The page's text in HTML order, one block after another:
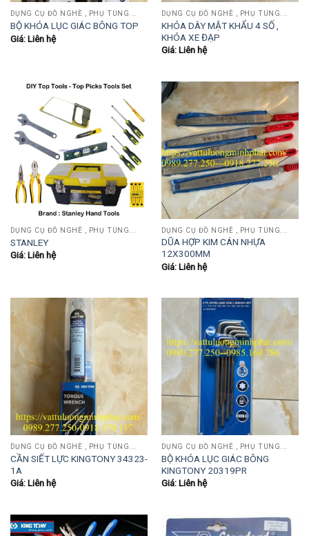
DỤNG CỤ ĐỒ NGHỀ , PHỤ TÙNG...
BỘ KHÓA LỤC GIÁC BÔNG TOP
Giá: Liên hệ
DỤNG CỤ ĐỒ NGHỀ , PHỤ TÙNG...
KHÓA DÂY MẬT KHẨU 4 SỐ ,
KHÓA XE ĐẠP
Giá: Liên hệ
DỤNG CỤ ĐỒ NGHỀ , PHỤ TÙNG...
STANLEY
Giá: Liên hệ
DỤNG CỤ ĐỒ NGHỀ , PHỤ TÙNG...
DŨA HỢP KIM CÁN NHỰA
12X300MM
Giá: Liên hệ
DỤNG CỤ ĐỒ NGHỀ , PHỤ TÙNG...
CẦN SIẾT LỰC KINGTONY 34323-
1A
Giá: Liên hệ
DỤNG CỤ ĐỒ NGHỀ , PHỤ TÙNG...
BỘ KHÓA LỤC GIÁC BÔNG
KINGTONY 20319PR
Giá: Liên hệ